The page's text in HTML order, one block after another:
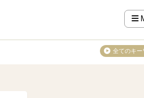
全てのキー